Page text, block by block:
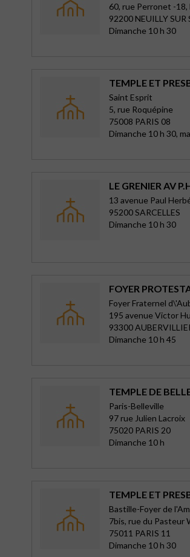
60, rue Perronet -18,
92200 NEUILLY SUR
Dimanche 10 h 30
TEMPLE ET
Saint Esprit
5, rue Roquépine
75008 PARIS 08
Dimanche 10 h 30,
LE GRENIER AV
13 avenue Paul
95200 SARCELLES
Dimanche 10 h 30
FOYER
Foyer Fraternel
195 avenue Victor
93300
Dimanche 10 h 45
TEMPLE DE
Paris-Belleville
97 rue Julien Lacroix
75020 PARIS 20
Dimanche 10 h
TEMPLE ET
Bastille-Foyer de
7bis, rue du Pasteur
75011 PARIS 11
Dimanche 10 h 30